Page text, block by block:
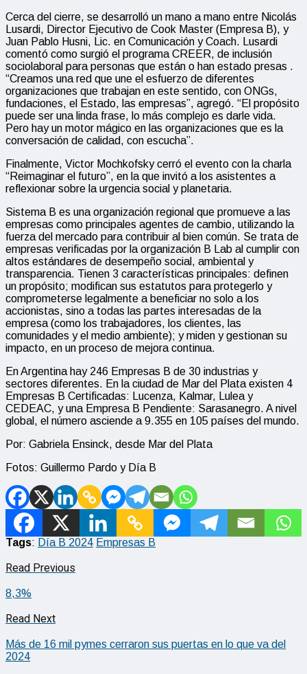
Cerca del cierre, se desarrolló un mano a mano entre Nicolás
Lusardi, Director Ejecutivo de Cook Master (Empresa B), y
Juan Pablo Husni, Lic. en Comunicación y Coach. Lusardi
comentó como surgió el programa CREER, de inclusión
sociolaboral para personas que están o han estado presas .
“Creamos una red que une el esfuerzo de diferentes
organizaciones que trabajan en este sentido, con ONGs,
fundaciones, el Estado, las empresas”, agregó. “El propósito
puede ser una linda frase, lo más complejo es darle vida.
Pero hay un motor mágico en las organizaciones que es la
conversación de calidad, con escucha”.
Finalmente, Victor Mochkofsky cerró el evento con la charla
“Reimaginar el futuro”, en la que invitó a los asistentes a
reflexionar sobre la urgencia social y planetaria.
Sistema B es una organización regional que promueve a las
empresas como principales agentes de cambio, utilizando la
fuerza del mercado para contribuir al bien común. Se trata de
empresas verificadas por la organización B Lab al cumplir con
altos estándares de desempeño social, ambiental y
transparencia. Tienen 3 características principales: definen
un propósito; modifican sus estatutos para protegerlo y
comprometerse legalmente a beneficiar no solo a los
accionistas, sino a todas las partes interesadas de la
empresa (como los trabajadores, los clientes, las
comunidades y el medio ambiente); y miden y gestionan su
impacto, en un proceso de mejora continua.
En Argentina hay 246 Empresas B de 30 industrias y
sectores diferentes. En la ciudad de Mar del Plata existen 4
Empresas B Certificadas: Lucenza, Kalmar, Lulea y
CEDEAC, y una Empresa B Pendiente: Sarasanegro. A nivel
global, el número asciende a 9.355 en 105 países del mundo.
Por: Gabriela Ensinck, desde Mar del Plata
Fotos: Guillermo Pardo y Día B
Tags: Día B 2024 Empresas B
Read Previous
8,3%
Read Next
Más de 16 mil pymes cerraron sus puertas en lo que va del
2024